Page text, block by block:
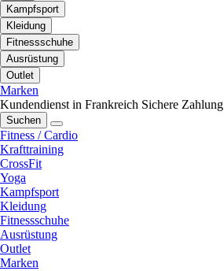
Kampfsport
Kleidung
Fitnessschuhe
Ausrüstung
Outlet
Marken
Kundendienst in Frankreich Sichere Zahlung
Suchen
Fitness / Cardio
Krafttraining
CrossFit
Yoga
Kampfsport
Kleidung
Fitnessschuhe
Ausrüstung
Outlet
Marken